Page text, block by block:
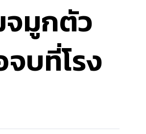
มูกตัว
บที่โรง